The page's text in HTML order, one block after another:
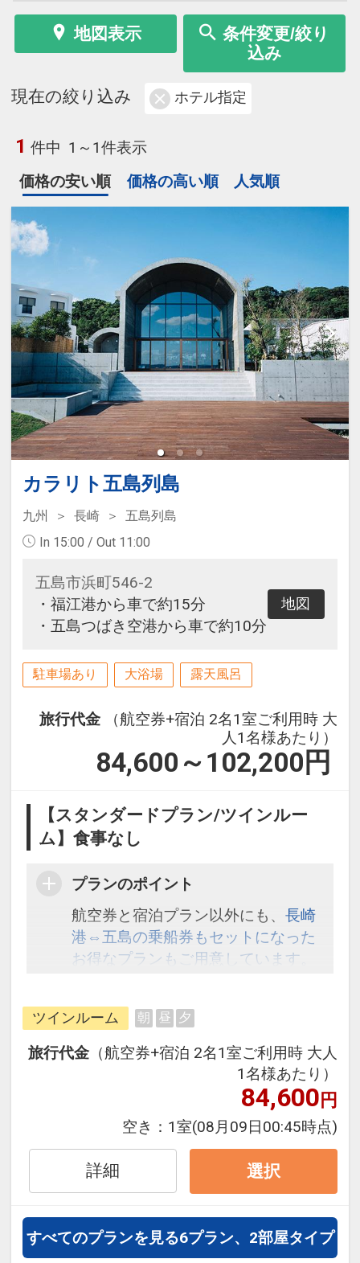
地図表示
条件変更/絞り
込み
現在の絞り込み ホテル指定
1 件中 1～1件表示
価格の安い順
価格の高い順 人気順
カラリト五島列島
九州 長崎
五島列島
In 15:00 / Out 11:00
五島市浜町546-2
・福江港から車で約15分
・五島つばき空港から車で約10分
地図
駐車場あり 大浴場 露天風呂
旅行代金
（航空券+宿泊 2名1室ご利用時 大
人1名様あたり）
84,600～102,200 円
【スタンダードプラン/ツインルー
ム】食事なし
プランのポイント
航空券と宿泊プラン以外にも、長崎
港⇔五島の乗船券もセットになった
お得なプランもご用意しています。
ツインルーム 朝 昼 夕
旅行代金 （航空券+宿泊 2名1室ご利用時 大人
1名様あたり）
84,600円
空き： 1室(08月09日00:45時点)
詳細 選択
すべてのプランを見る6プラン、2部屋タイプ